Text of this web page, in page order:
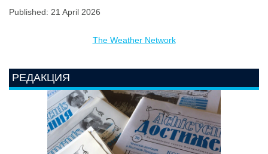
Published: 21 April 2026
The Weather Network
РЕДАКЦИЯ